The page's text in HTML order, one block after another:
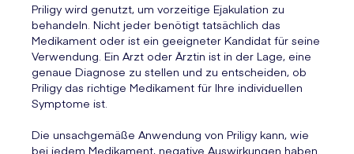
Priligy wird genutzt, um vorzeitige Ejakulation zu
behandeln. Nicht jeder benötigt tatsächlich das
Medikament oder ist ein geeigneter Kandidat für seine
Verwendung. Ein Arzt oder Ärztin ist in der Lage, eine
genaue Diagnose zu stellen und zu entscheiden, ob
Priligy das richtige Medikament für Ihre individuellen
Symptome ist.
Die unsachgemäße Anwendung von Priligy kann, wie
bei jedem Medikament, negative Auswirkungen haben.